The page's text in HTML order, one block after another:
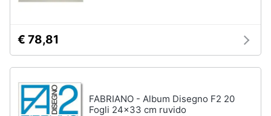
Libri,
cd
€ 78,81
FABRIANO - Album Disegno F2 20
Fogli 24x33 cm ruvido